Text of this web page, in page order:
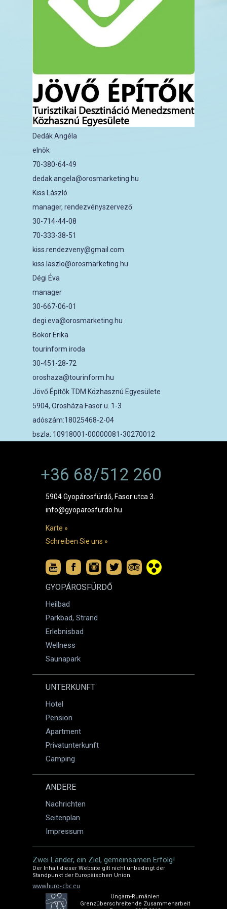
Dedák Angéla
elnök
70-380-64-49
dedak.angela@orosmarketing.hu
Kiss László
manager, rendezvényszervező
30-714-44-08
70-333-38-51
kiss.rendezveny@gmail.com
kiss.laszlo@orosmarketing.hu
Dégi Éva
manager
30-667-06-01
degi.eva@orosmarketing.hu
Bokor Erika
tourinform iroda
30-451-28-72
oroshaza@tourinform.hu
Jövő Építők TDM Közhasznú Egyesülete
5904, Orosháza Fasor u. 1-3
adószám:18025468-2-04
bszla: 10918001-00000081-30270012
+36 68/512 260
5904 Gyopárosfürdő, Fasor utca 3.
info@gyoparosfurdo.hu
Karte »
Schreiben Sie uns »
GYOPÁROSFÜRDŐ
Heilbad
Parkbad, Strand
Erlebnisbad
Wellness
Saunapark
UNTERKUNFT
Hotel
Pension
Apartment
Privatunterkunft
Camping
ANDERE
Nachrichten
Seitenplan
Impressum
Zwei Länder, ein Ziel, gemeinsamen Erfolg!
Der Inhalt dieser Website gilt nicht unbedingt der
Standpunkt der Europäischen Union.
www.huro-cbc.eu
Ungarn-Rumänien
Grenzüberschreitende Zusammenarbeit